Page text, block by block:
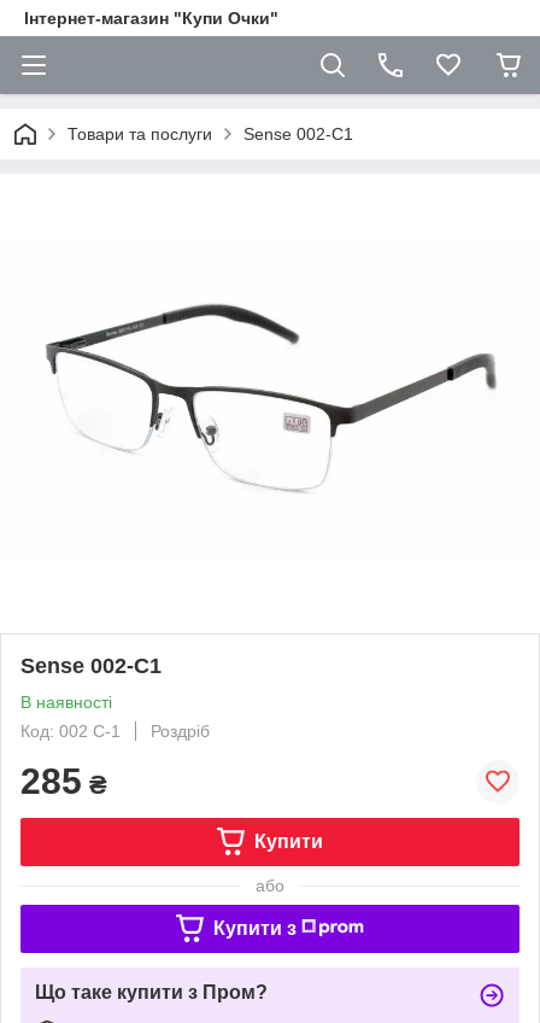
Iнтернет-магазин "Купи Очки"
Товари та послуги Sense 002-C1
Sense 002-C1
В наявності
Код: 002 С-1
Роздріб
285 ₴
Купити
або
Купити з
Що таке купити з Пром?